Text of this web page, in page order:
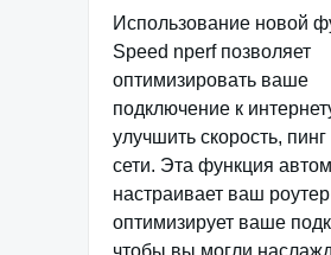
Использование новой
Speed nperf позволяет
оптимизировать ваше
подключение к
улучшить скорость, пинг
сети. Эта функция
настраивает ваш
оптимизирует ваше
чтобы вы могли